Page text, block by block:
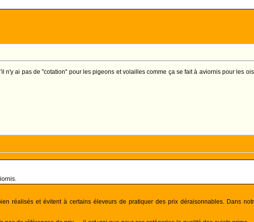
n'y ai pas de "cotation" pour les pigeons et volailles comme ça se fait à aviornis pour les
réalisés et évitent à certains éleveurs de pratiquer des prix déraisonnables. Dans